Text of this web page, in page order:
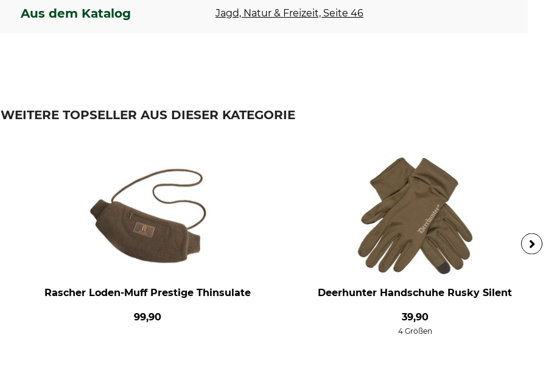
Aus dem Katalog Jagd, Natur & Freizeit, Seite 46
WEITERE TOPSELLER AUS DIESER KATEGORIE
Rascher Loden-Muff Prestige Thinsulate
99,90
Deerhunter Handschuhe Rusky Silent
39,90
4 Größen